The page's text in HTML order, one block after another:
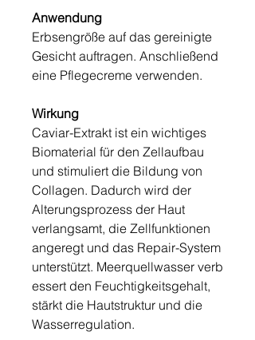
Anwendung
Erbsengröße auf das gereinigte
Gesicht auftragen. Anschließend
eine Pflegecreme verwenden.
Wirkung
Caviar-Extrakt ist ein wichtiges
Biomaterial für den Zellaufbau
und stimuliert die Bildung von
Collagen. Dadurch wird der
Alterungsprozess der Haut
verlangsamt, die Zellfunktionen
angeregt und das Repair-System
unterstützt. Meerquellwasser verb
essert den Feuchtigkeitsgehalt,
stärkt die Hautstruktur und die
Wasserregulation.